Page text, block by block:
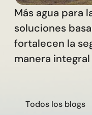
Más agua para
soluciones
fortalecen la
manera integral
Todos los blogs